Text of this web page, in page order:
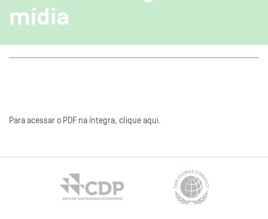
mídia
Para acessar o PDF na íntegra, clique aqui.